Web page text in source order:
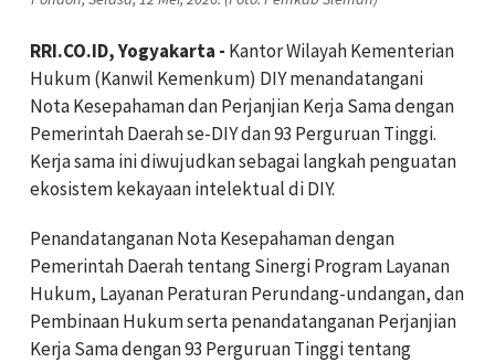
RRI.CO.ID, Yogyakarta - Kantor Wilayah Kementerian
Hukum (Kanwil Kemenkum) DIY menandatangani
Nota Kesepahaman dan Perjanjian Kerja Sama dengan
Pemerintah Daerah se-DIY dan 93 Perguruan Tinggi.
Kerja sama ini diwujudkan sebagai langkah penguatan
ekosistem kekayaan intelektual di DIY.
Penandatanganan Nota Kesepahaman dengan
Pemerintah Daerah tentang Sinergi Program Layanan
Hukum, Layanan Peraturan Perundang-undangan, dan
Pembinaan Hukum serta penandatanganan Perjanjian
Kerja Sama dengan 93 Perguruan Tinggi tentang